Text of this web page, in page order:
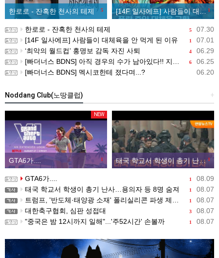
5
한로로 - 잔혹한 천사의 테제 1
[14F 일사에프] 사람들이 대체육을 안 먹게 된 이유
5 07.30
한로로 - 잔혹한 천사의 테제
1 07.01
[14F 일사에프] 사람들이 대체육을 안 먹게 된 이유
4 06.29
‘최악의 월드컵’ 홍명보 감독 자진 사퇴
6 06.25
[빠더너스 BDNS] 아직 경우의 수가 남아있다!! 지금부터 시작이야!!
06.20
[빠더너스 BDNS] 멕시코한테 졌다며...?
+
Noddang Club(노땅클럽)
NEW
1
GTA6가.... 1
태국 학교서 학생이 총기 난사…용의자 등 8명 숨져
1 08.09
GTA6가....
1 08.07
태국 학교서 학생이 총기 난사…용의자 등 8명 숨져
1 08.07
트럼프, '반도체·태양광 소재' 폴리실리콘 파생 제품에 15% 관세...한국 기업도 영향
3 08.07
대한축구협회, 심판 성접대
1 08.07
"중국은 밤 12시까지 일해"...'주52시간' 손볼까